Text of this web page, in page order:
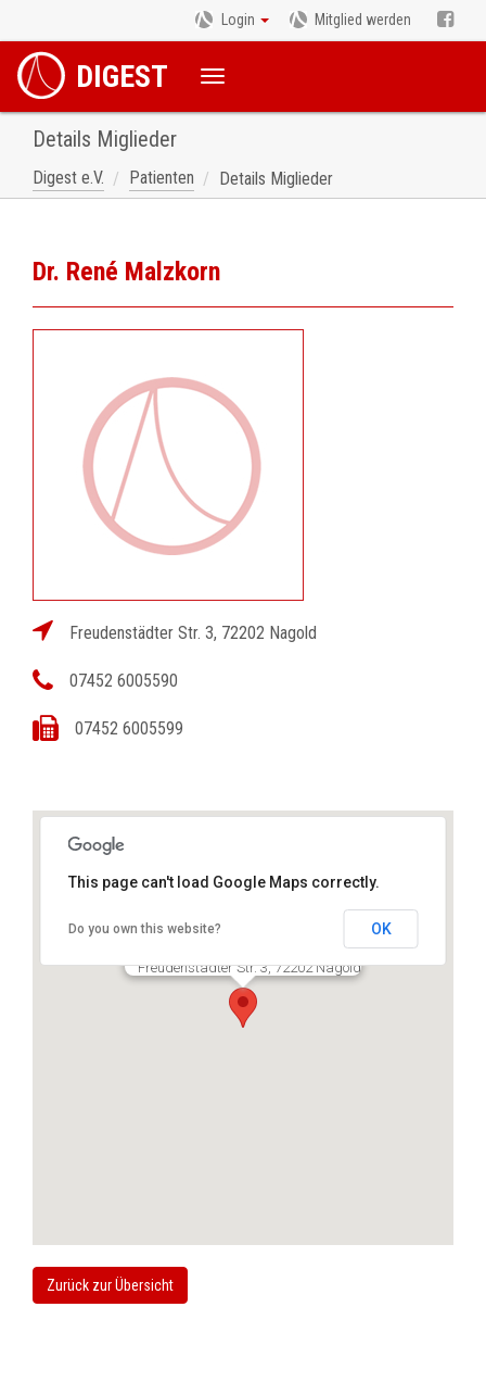
Login Mitglied werden
DIGEST
Details Miglieder
Digest e.V. Patienten Details Miglieder
Dr. René Malzkorn
Freudenstädter Str. 3, 72202 Nagold
07452 6005590
07452 6005599
Freudenstädter Str. 3, 72202 Nagold
This page can't load Google Maps correctly.
Do you own this website? OK
Zurück zur Übersicht